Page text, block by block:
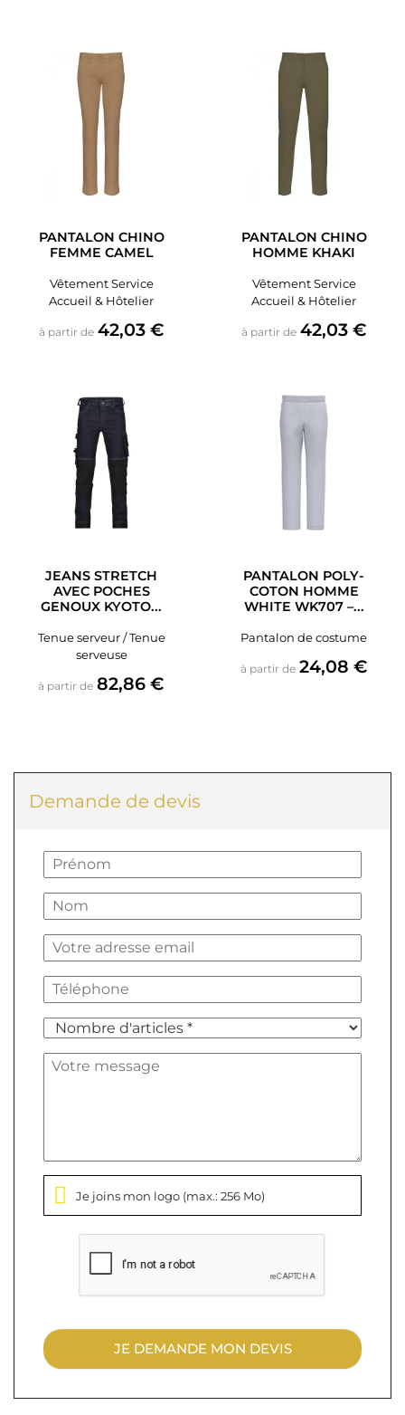
PANTALON CHINO
FEMME CAMEL
Vêtement Service
Accueil & Hôtelier
à partir de Prix
42,03 €
PANTALON CHINO
HOMME KHAKI
Vêtement Service
Accueil & Hôtelier
à partir de Prix
42,03 €
JEANS STRETCH
AVEC POCHES
GENOUX KYOTO...
Tenue serveur / Tenue
serveuse
à partir de Prix
82,86 €
PANTALON POLY-
COTON HOMME
WHITE WK707 –...
Pantalon de costume
à partir de Prix
24,08 €
Demande de devis
Je joins mon logo (max.: 256 Mo)
JE DEMANDE MON DEVIS